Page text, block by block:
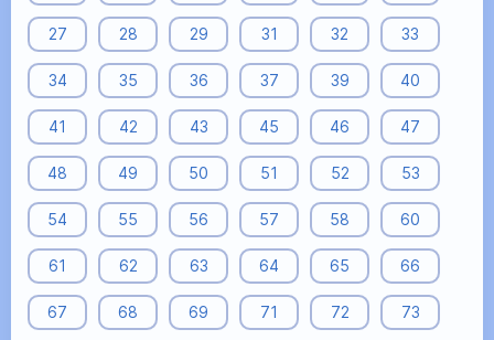
27 28 29 31 32 33
34 35 36 37 39 40
41 42 43 45 46 47
48 49 50 51 52 53
54 55 56 57 58 60
61 62 63 64 65 66
67 68 69 71 72 73